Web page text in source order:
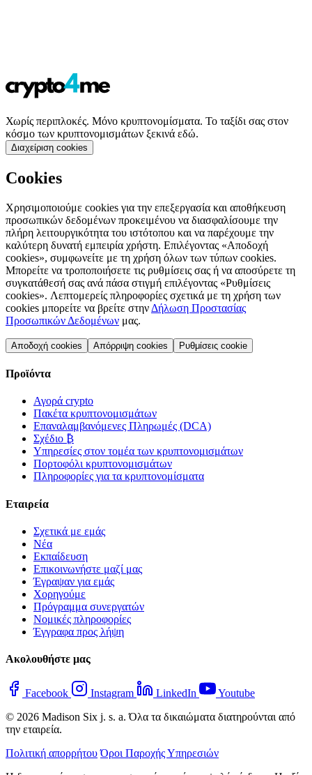
Χωρίς περιπλοκές. Μόνο κρυπτονομίσματα. Το ταξίδι σας στον
κόσμο των κρυπτονομισμάτων ξεκινά εδώ.
Διαχείριση cookies
Cookies
Χρησιμοποιούμε cookies για την επεξεργασία και αποθήκευση
προσωπικών δεδομένων προκειμένου να διασφαλίσουμε την
πλήρη λειτουργικότητα του ιστότοπου και να παρέχουμε την
καλύτερη δυνατή εμπειρία χρήστη. Επιλέγοντας «Αποδοχή
cookies», συμφωνείτε με τη χρήση όλων των τύπων cookies.
Μπορείτε να τροποποιήσετε τις ρυθμίσεις σας ή να αποσύρετε τη
συγκατάθεσή σας ανά πάσα στιγμή επιλέγοντας «Ρυθμίσεις
cookies». Λεπτομερείς πληροφορίες σχετικά με τη χρήση των
cookies μπορείτε να βρείτε στην Δήλωση Προστασίας
Προσωπικών Δεδομένων μας.
Αποδοχή cookies Απόρριψη cookies Ρυθμίσεις cookie
Προϊόντα
Αγορά crypto
Πακέτα κρυπτονομισμάτων
Επαναλαμβανόμενες Πληρωμές (DCA)
Σχέδιο ₿
Υπηρεσίες στον τομέα των κρυπτονομισμάτων
Πορτοφόλι κρυπτονομισμάτων
Πληροφορίες για τα κρυπτονομίσματα
Εταιρεία
Σχετικά με εμάς
Νέα
Εκπαίδευση
Επικοινωνήστε μαζί μας
Έγραψαν για εμάς
Χορηγούμε
Πρόγραμμα συνεργατών
Νομικές πληροφορίες
Έγγραφα προς λήψη
Ακολουθήστε μας
Facebook Instagram LinkedIn
Youtube
© 2026 Madison Six j. s. a. Όλα τα δικαιώματα διατηρούνται από
την εταιρεία.
Πολιτική απορρήτου Όροι Παροχής Υπηρεσιών